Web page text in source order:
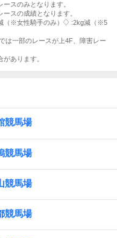
スのみとなります。
スの成績となります。
（※女性騎手のみ）
:2kg減（※5
は一部のレースが上4F、障害レー
あります。
競馬場
競馬場
競馬場
競馬場